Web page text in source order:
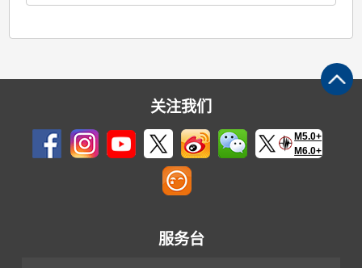
关注我们
M5.0+
M6.0+
服务台